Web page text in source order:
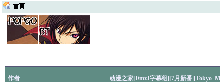
作者 动漫之家[DmzJ字幕组][7月新番